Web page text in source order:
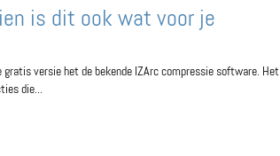
is dit ook wat voor je
gratis versie het de bekende IZArc compressie software. Het
die...